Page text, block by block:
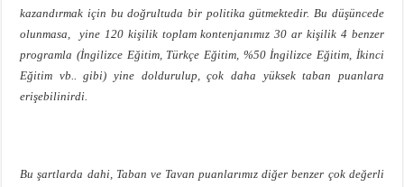
kazandırmak için bu doğrultuda bir politika gütmektedir. Bu düşüncede
olunmasa, yine 120 kişilik toplam kontenjanımız 30 ar kişilik 4 benzer
programla (İngilizce Eğitim, Türkçe Eğitim, %50 İngilizce Eğitim, İkinci
Eğitim vb.. gibi) yine doldurulup, çok daha yüksek taban puanlara
erişebilinirdi.
Bu şartlarda dahi, Taban ve Tavan puanlarımız diğer benzer çok değerli